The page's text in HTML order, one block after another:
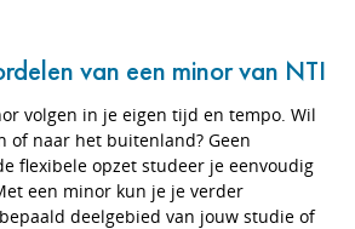
van een minor van NTI
volgen in je eigen tijd en tempo. Wil
of naar het buitenland? Geen
flexibele opzet studeer je eenvoudig
een minor kun je je verder
deelgebied van jouw studie of